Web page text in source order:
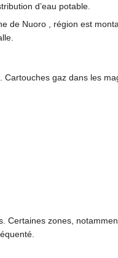
d’eau potable.
de Nuoro , région est
gaz dans les
Certaines zones,